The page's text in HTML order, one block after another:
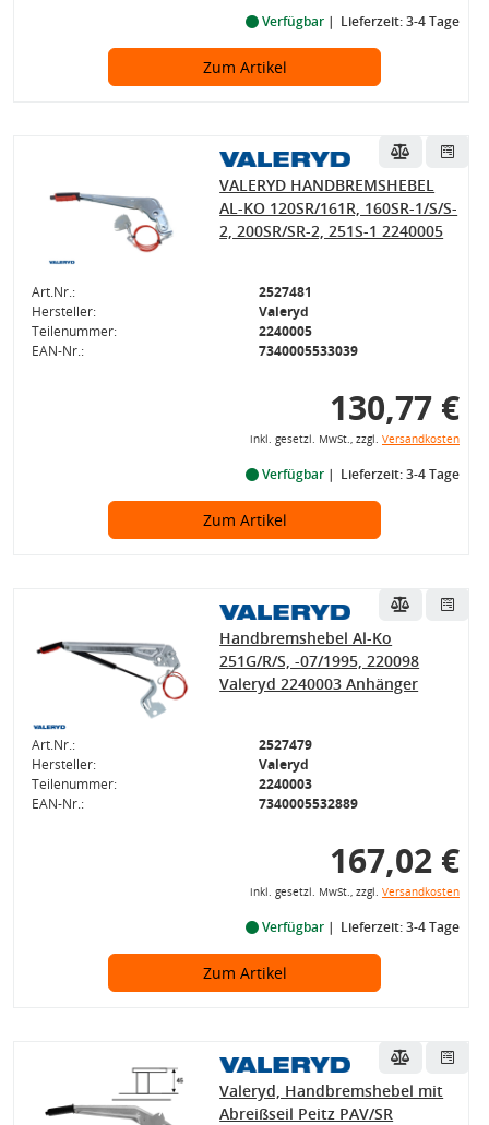
Verfügbar Lieferzeit: 3-4 Tage
Zum Artikel
VALERYD HANDBREMSHEBEL
AL-KO 120SR/161R, 160SR-1/S/S-
2, 200SR/SR-2, 251S-1 2240005
Art.Nr.:
2527481
Hersteller:
Valeryd
Teilenummer:
2240005
EAN-Nr.:
7340005533039
130,77 €
inkl. gesetzl. MwSt., zzgl. Versandkosten
Verfügbar Lieferzeit: 3-4 Tage
Zum Artikel
Handbremshebel Al-Ko
251G/R/S, -07/1995, 220098
Valeryd 2240003 Anhänger
Art.Nr.:
2527479
Hersteller:
Valeryd
Teilenummer:
2240003
EAN-Nr.:
7340005532889
167,02 €
inkl. gesetzl. MwSt., zzgl. Versandkosten
Verfügbar Lieferzeit: 3-4 Tage
Zum Artikel
Valeryd, Handbremshebel mit
Abreißseil Peitz PAV/SR